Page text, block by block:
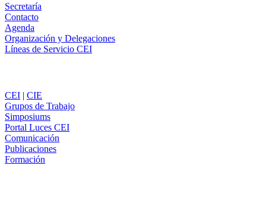
Secretaría
Contacto
Agenda
Organización y Delegaciones
Líneas de Servicio CEI
CEI | CIE
Grupos de Trabajo
Simposiums
Portal Luces CEI
Comunicación
Publicaciones
Formación